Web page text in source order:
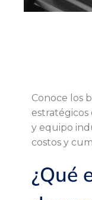
a
u
a
Conoce los
y equipo
costos y
¿Qué